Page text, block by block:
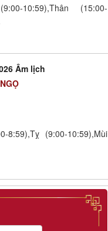
10:59),Thân (15:00-
Âm lịch
8:59),Tỵ (9:00-10:59),Mùi